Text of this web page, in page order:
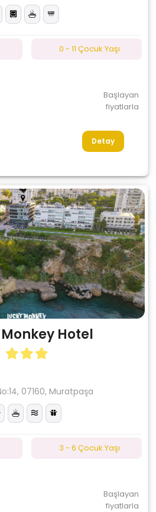
0 - 11 Çocuk Yaşı
Başlayan
fiyatlarla
Detay
Hotel
07160, Muratpaşa
3 - 6 Çocuk Yaşı
Başlayan
fiyatlarla